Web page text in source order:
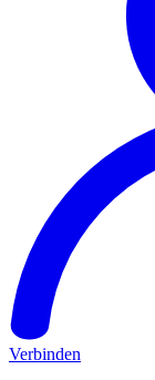
Verbinden